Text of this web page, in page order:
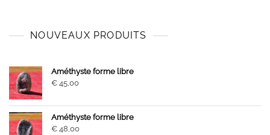
NOUVEAUX PRODUITS
Améthyste forme libre
€ 45,00
Améthyste forme libre
€ 48,00